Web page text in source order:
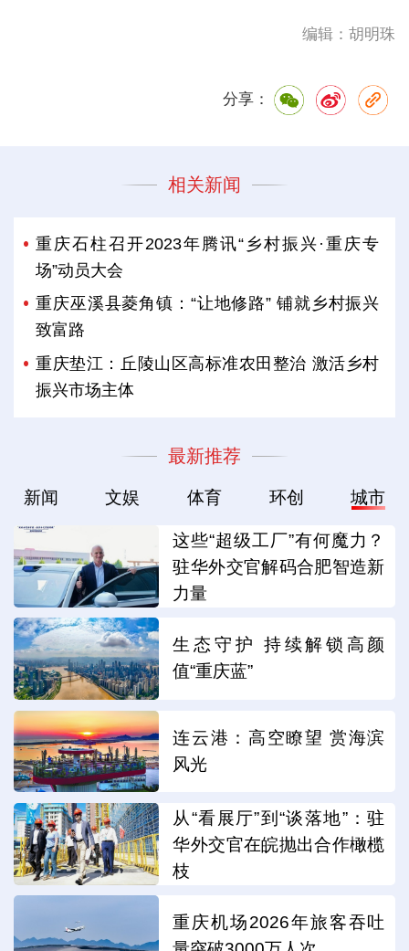
编辑：胡明珠
分享：
相关新闻
重庆石柱召开2023年腾讯“乡村振兴·重庆专
场”动员大会
重庆巫溪县菱角镇：“让地修路” 铺就乡村振兴
致富路
重庆垫江：丘陵山区高标准农田整治 激活乡村
振兴市场主体
最新推荐
新闻 文娱 体育 环创 城市
这些“超级工厂”有何魔力？
驻华外交官解码合肥智造新
力量
生态守护 持续解锁高颜
值“重庆蓝”
连云港：高空瞭望 赏海滨
风光
从“看展厅”到“谈落地”：驻
华外交官在皖抛出合作橄榄
枝
重庆机场2026年旅客吞吐